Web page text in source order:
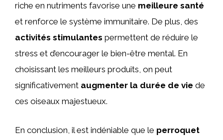
riche en nutriments favorise une meilleure santé
et renforce le système immunitaire. De plus, des
activités stimulantes permettent de réduire le
stress et d’encourager le bien-être mental. En
choisissant les meilleurs produits, on peut
significativement augmenter la durée de vie de
ces oiseaux majestueux.
En conclusion, il est indéniable que le perroquet